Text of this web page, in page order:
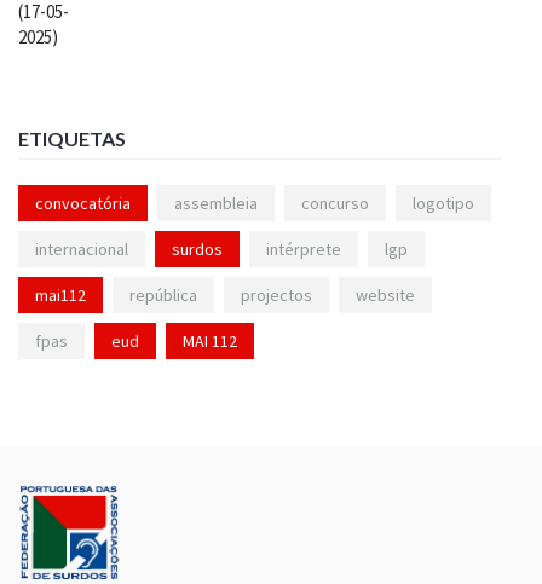
ETIQUETAS
convocatória assembleia concurso logotipo
internacional surdos intérprete lgp
mai112 república projectos website
fpas eud MAI 112